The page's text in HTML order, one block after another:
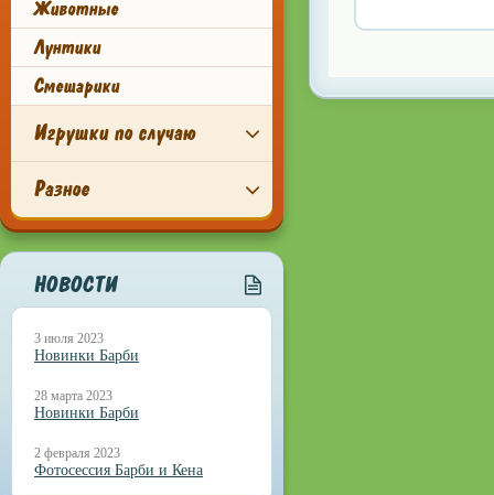
Животные
Лунтики
Смешарики
Игрушки по случаю
Разное
НОВОСТИ
3 июля 2023
Новинки Барби
28 марта 2023
Новинки Барби
2 февраля 2023
Фотосессия Барби и Кена